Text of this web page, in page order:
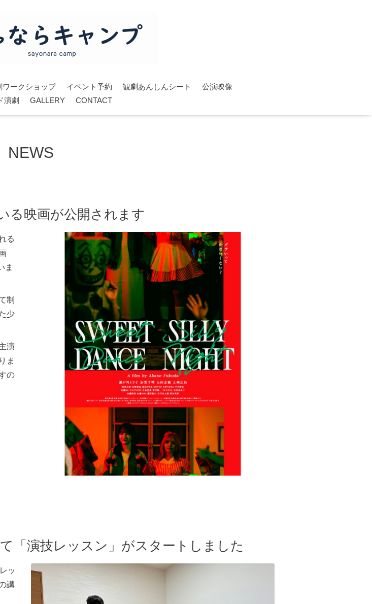
ワークショップ イベント予約 観劇あんしんシート
公演映像
演劇
GALLERY CONTACT
NEWS
る映画が公開されます
る
ま
制
少
演
ま
の
「演技レッスン」がスタートしました
ッ
講